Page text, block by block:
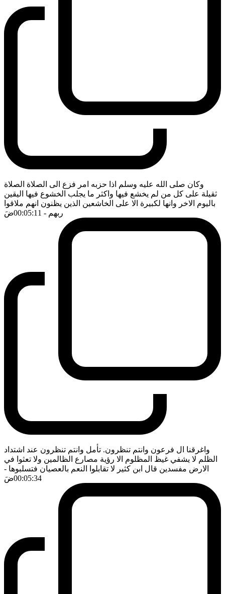
وكان صلى الله عليه وسلم اذا حزبه امر فزع الى الصلاة الصلاة
ثقيلة على كل من لم يخشع فيها واكثر ما يجلب الخشوع فيها اليقين
باليوم الاخر وانها لكبيرة الا على الخاشعين الذين يظنون انهم ملاقوا
ربهم - 00:05:11 ضَ
واغرقنا ال فرعون وانتم تنظرون. تأمل وانتم تنظرون عند اشتداد
الظلم لا يشفي غيظ المظلوم الا رؤية مصارع الظالمين ولا تعثوا في
الارض مفسدين قال ابن كثير لا تقابلوا النعم بالعصيان فتسلبوها -
00:05:34ضَ